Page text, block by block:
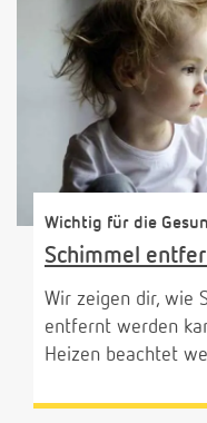
Wichtig für die
Schimmel
Wir zeigen dir, wie
entfernt werden
Heizen beachtet